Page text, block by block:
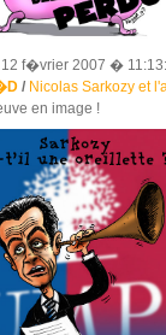
12 f�vrier 2007 �
/ Nicolas Sarkozy et
en image !